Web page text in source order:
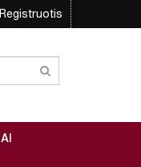
Registruotis